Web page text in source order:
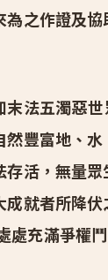
之作證及
法五濁惡
豐富地、
活，無量
就者所降
處充滿爭權